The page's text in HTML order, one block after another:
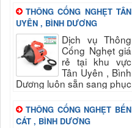
khách nhanh và đảm bảo
uy tín, chất lượng hài long
quý...
THÔNG CỐNG NGHẸT TÂN
UYÊN , BÌNH DƯƠNG
Dịch vụ Thông
Cống Nghẹt giá
rẻ tại khu vực
Tân Uyên , Bình
Dương luôn sẵn sang phục
đảm bảo uy tín, chất lượng
hài long quý...
THÔNG CỐNG NGHẸT BẾN
CÁT , BÌNH DƯƠNG